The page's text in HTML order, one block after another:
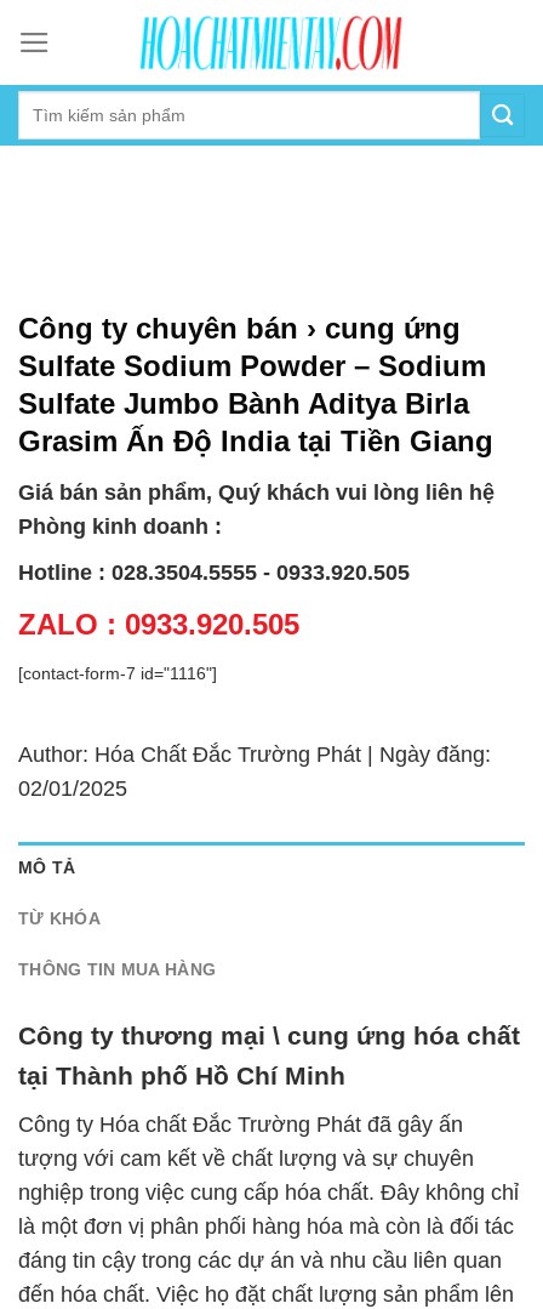
content
Công ty chuyên bán › cung ứng
Sulfate Sodium Powder – Sodium
Sulfate Jumbo Bành Aditya Birla
Grasim Ấn Độ India tại Tiền Giang
Giá bán sản phẩm, Quý khách vui lòng liên hệ
Phòng kinh doanh :
Hotline : 028.3504.5555 - 0933.920.505
ZALO : 0933.920.505
[contact-form-7 id="1116"]
Author: Hóa Chất Đắc Trường Phát | Ngày đăng:
02/01/2025
MÔ TẢ
TỪ KHÓA
THÔNG TIN MUA HÀNG
Công ty thương mại \ cung ứng hóa chất
tại Thành phố Hồ Chí Minh
Công ty Hóa chất Đắc Trường Phát đã gây ấn
tượng với cam kết về chất lượng và sự chuyên
nghiệp trong việc cung cấp hóa chất. Đây không chỉ
là một đơn vị phân phối hàng hóa mà còn là đối tác
đáng tin cậy trong các dự án và nhu cầu liên quan
đến hóa chất. Việc họ đặt chất lượng sản phẩm lên